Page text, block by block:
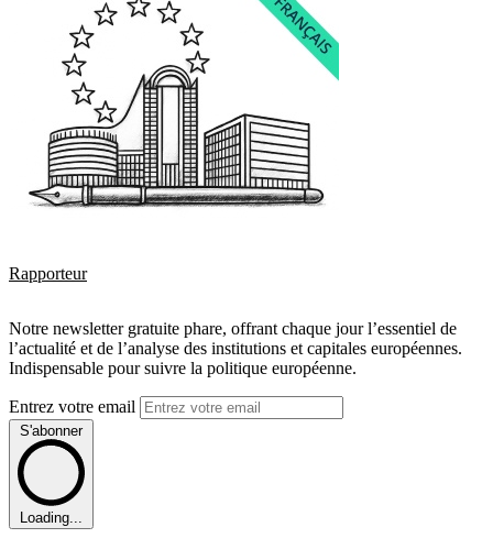
Rapporteur
Notre newsletter gratuite phare, offrant chaque jour l’essentiel de
l’actualité et de l’analyse des institutions et capitales européennes.
Indispensable pour suivre la politique européenne.
Entrez votre email
S'abonner
Loading...